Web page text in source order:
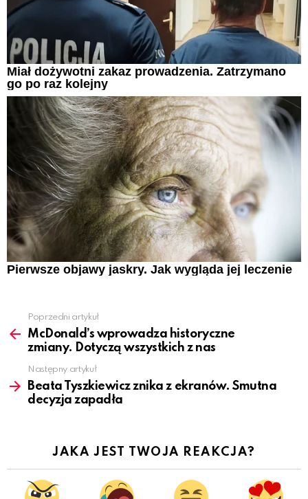
Miał dożywotni zakaz prowadzenia. Zatrzymano
go po raz kolejny
Pierwsze objawy jaskry. Jak wygląda jej leczenie
more
Poprzedni artykuł
McDonald’s wprowadza historyczne
zmiany. Dotyczą wszystkich z nas
Następny artykuł
Beata Tyszkiewicz znika z ekranów. Smutna
decyzja zapadła
JAKA JEST TWOJA REAKCJA?